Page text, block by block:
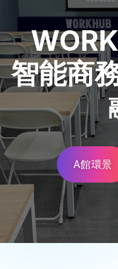
智能商
A館環景